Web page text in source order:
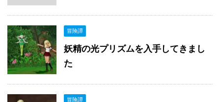
冒険譚
妖精の光プリズムを入手してきまし
た
冒険譚